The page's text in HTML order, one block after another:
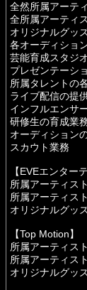
全然所属アーテ
全所属アーティ
オリジナルグッ
各オーディショ
芸能育成スタジ
プレゼンテーシ
所属タレントの
ライブ配信の提
インフルエンサ
研修生の育成業
オーディション
スカウト業務
【EVEエンター
所属アーティス
所属アーティス
オリジナルグッ
【Top Motion】
所属アーティス
所属アーティス
オリジナルグッ